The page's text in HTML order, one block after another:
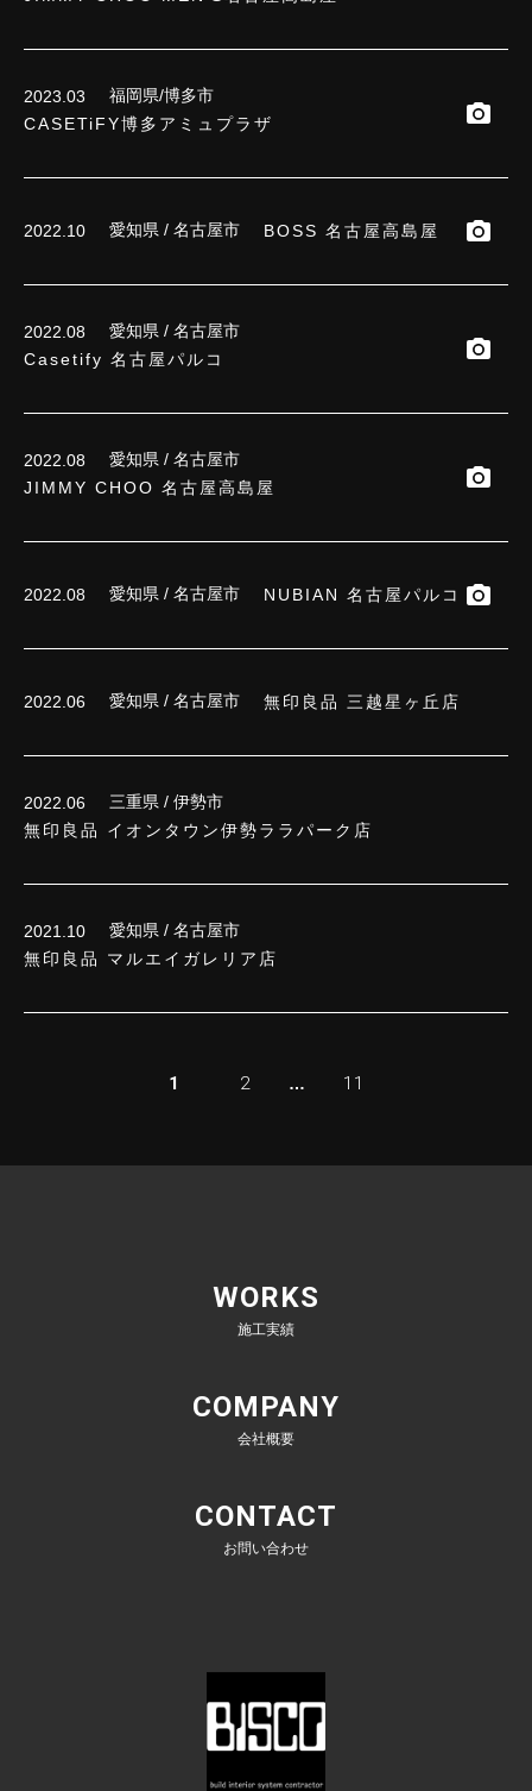
2023.03
福岡県/博多市
CASETiFY博多アミュプラザ
2022.10 愛知県 / 名古屋市 BOSS 名古屋高島屋
2022.08
愛知県 / 名古屋市
Casetify 名古屋パルコ
2022.08
愛知県 / 名古屋市
JIMMY CHOO 名古屋高島屋
2022.08 愛知県 / 名古屋市 NUBIAN 名古屋パルコ
2022.06 愛知県 / 名古屋市 無印良品 三越星ヶ丘店
2022.06
三重県 / 伊勢市
無印良品 イオンタウン伊勢ララパーク店
2021.10
愛知県 / 名古屋市
無印良品 マルエイガレリア店
1 2 … 11
WORKS
施工実績
COMPANY
会社概要
CONTACT
お問い合わせ